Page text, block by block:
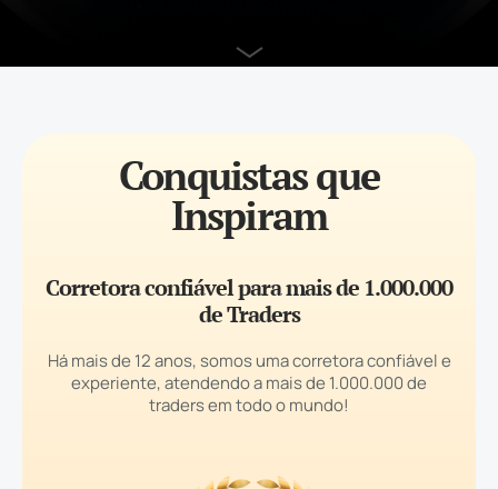
Conquistas que
Inspiram
Corretora confiável para mais de 1.000.000
de Traders
Há mais de 12 anos, somos uma corretora confiável e
experiente, atendendo a mais de 1.000.000 de
traders em todo o mundo!